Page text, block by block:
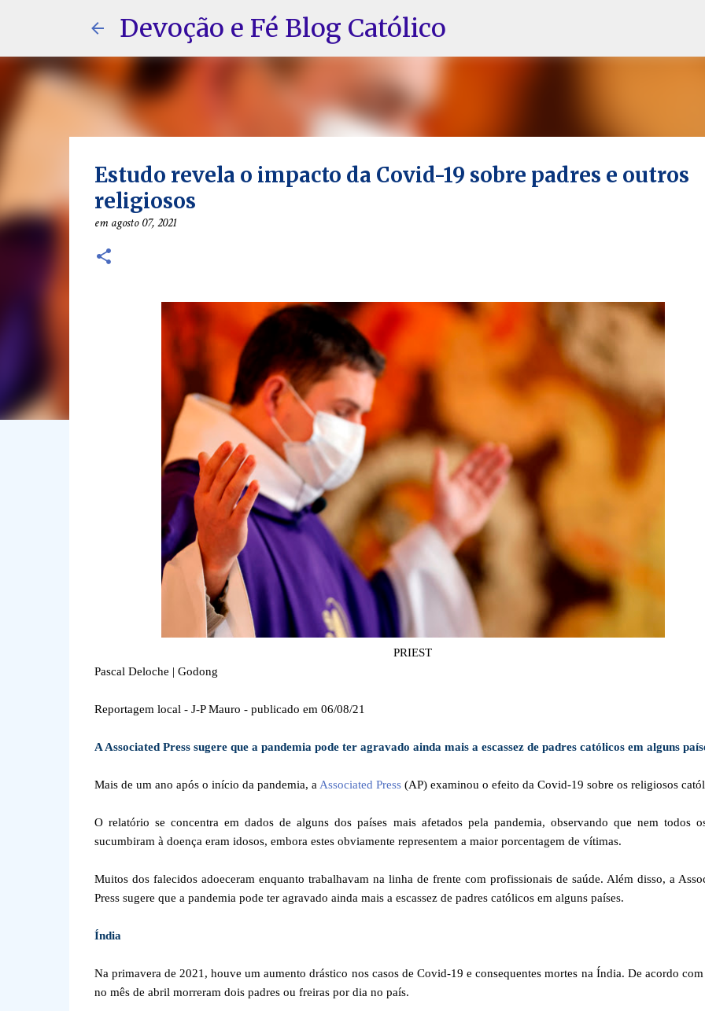
Pular para o conteúdo principal
Devoção e Fé Blog Católico
Estudo revela o impacto da Covid-19 sobre padres e outros
religiosos
emagosto 07, 2021
PRIEST
Pascal Deloche | Godong
Reportagem local - J-P Mauro - publicado em 06/08/21
A Associated Press sugere que a pandemia pode ter agravado ainda mais a escassez de padres católicos em alguns
Mais de um ano após o início da pandemia, a Associated Press(AP) examinou o efeito da Covid-19 sobre os religiosos
O relatório se concentra em dados de alguns dos países mais afetados pela pandemia, observando que nem todos
sucumbiram à doença eram idosos, embora estes obviamente representem a maior porcentagem de vítimas.
Muitos dos falecidos adoeceram enquanto trabalhavam na linha de frente com profissionais de saúde. Além disso, a
Press sugere que a pandemia pode ter agravado ainda mais a escassez de padres católicos em alguns países.
Índia
Na primavera de 2021, houve um aumento drástico nos casos de Covid-19 e consequentes mortes na Índia. De acordo com
no mês de abril morreram dois padres ou freiras por dia no país.